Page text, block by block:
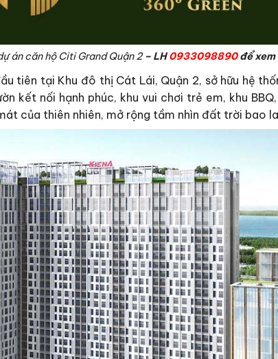
án căn hộ Citi Grand Quận 2– LH0933098890để xem
tiên tại Khu đô thị Cát Lái, Quận 2, sở hữu hệ
kết nối hạnh phúc, khu vui chơi trẻ em, khu
của thiên nhiên, mở rộng tầm nhìn đất trời bao